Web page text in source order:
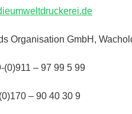
Organisation GmbH,
(0)911 – 97 99 5 99
– 90 40 30 9